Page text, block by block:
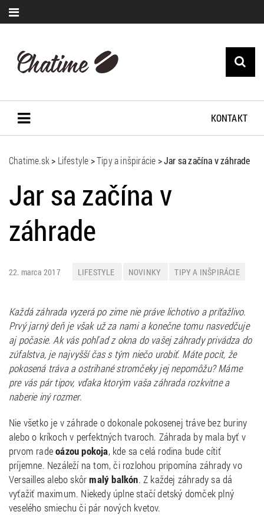
KONTAKT
Chatime.sk> Lifestyle>Tipy a inšpirácie>Jar sa začína v záhrade
Jar sa začína v
záhrade
22. marca 2017 LIFESTYLE NOVINKY TIPY A INŠPIRÁCIE
Každá záhrada vyzerá po zime nie práve lichotivo a príťažlivo.
Prvý jarný deň je však už za nami a konečne tomu nasvedčuje
aj počasie. Ak vás pohľad z okna do vašej záhrady privádza do
zúfalstva, je najvyšší čas s tým niečo urobiť. Máte pocit, že
pokosená tráva a ostrihané stromčeky jej nepomôžu? Máme
pre vás pár tipov, vďaka ktorým vaša záhrada rozkvitne a
naberie iný rozmer.
Nie všetko je v záhrade o dokonale pokosenej tráve bez buriny
alebo o kríkoch v perfektných tvaroch. Záhrada by mala byť v
prvom radeoázou pokoja, kde sa celá rodina bude cítiť
príjemne. Nezáleží na tom, či rozlohou pripomína záhrady vo
Versailles alebo skôrmalý balkón. Z každej záhrady sa dá
vyťažiť maximum. Niekedy úplne stačí detský domček plný
veselého smiechu či pár nových kvetov.